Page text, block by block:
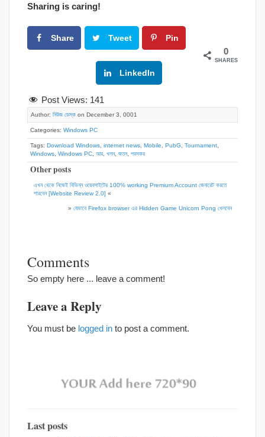
Sharing is caring!
Share Tweet Pin
LinkedIn
0
SHARES
Post Views: 141
Author: নিউজ ডেস্ক on December 3, 0001
Categories: Windows PC
Tags: Download Windows internet news Mobile PubG Tournament
Windows Windows PC আর খলন, জতন, পরসকর
Other posts
এখন থেকে নিজেই বিভিন্ন ওয়েবসাইটের 100% working Premium Account জেনারেট করতে
পারবেন [Website Review 2.0] «
» যেভাবে Firefox browser এর Hidden Game Unicorn Pong খেলবেন
Comments
So empty here ... leave a comment!
Leave a Reply
You must be logged in to post a comment.
Last posts